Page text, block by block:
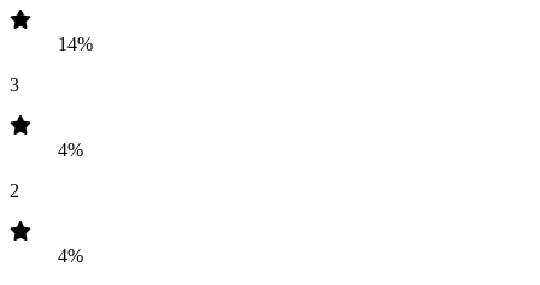
14%
3
4%
2
4%